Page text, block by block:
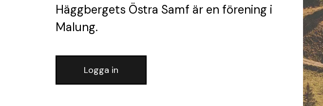
Häggbergets Östra Samf är en förening i
Malung.
Logga in